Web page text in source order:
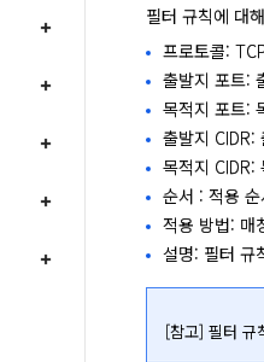
필터 규칙에 대
프로토콜:
출발지 포트:
목적지 포트:
출발지 CIDR:
목적지 CIDR:
순서 : 적용
적용 방법: 매
설명: 필터 규
[참고] 필터 규